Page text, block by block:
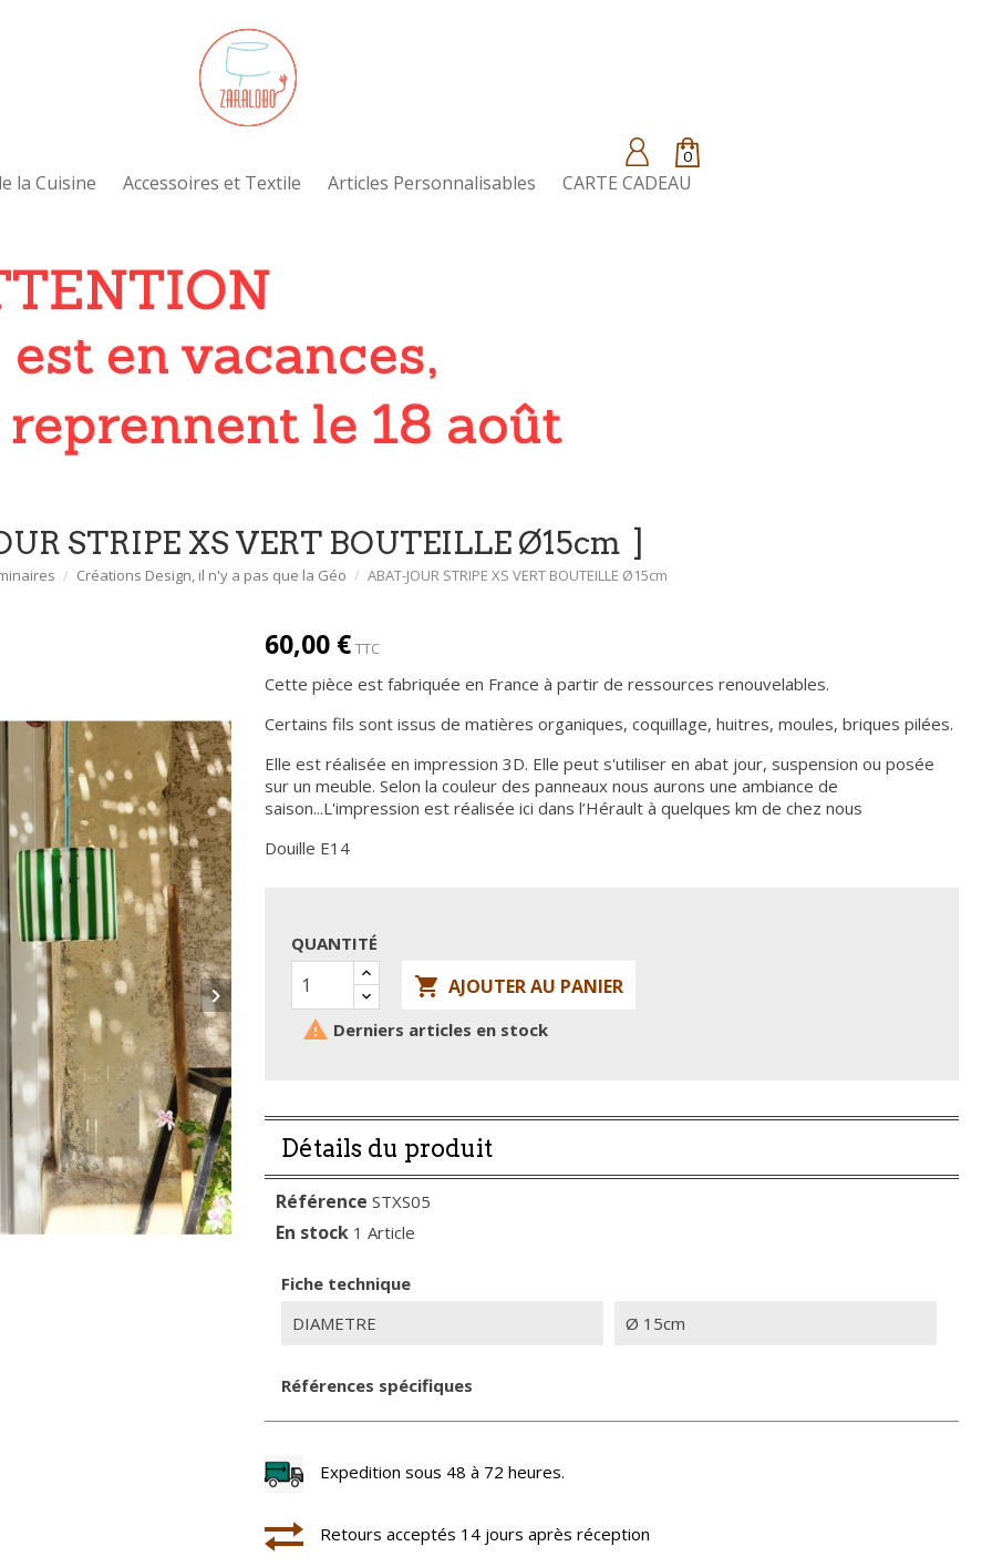
0
la Cuisine Accessoires et Textile Articles Personnalisables CARTE CADEAU
STRIPE XS VERT BOUTEILLE Ø15cm
Créations Design, il n'y a pas que la Géo ABAT-JOUR STRIPE XS VERT BOUTEILLE Ø15cm

60,00 € TTC
Cette pièce est fabriquée en France à partir de ressources renouvelables.
Certains fils sont issus de matières organiques, coquillage, huitres, moules, briques pilées.
Elle est réalisée en impression 3D. Elle peut s'utiliser en abat jour, suspension ou posée
sur un meuble. Selon la couleur des panneaux nous aurons une ambiance de
saison...L'impression est réalisée ici dans l’Hérault à quelques km de chez nous
Douille E14
QUANTITÉ
 AJOUTER AU PANIER
 Derniers articles en stock
Détails du produit
Référence STXS05
En stock 1 Article
Fiche technique
DIAMETRE
Ø 15cm
Références spécifiques
Expedition sous 48 à 72 heures.
Retours acceptés 14 jours après réception